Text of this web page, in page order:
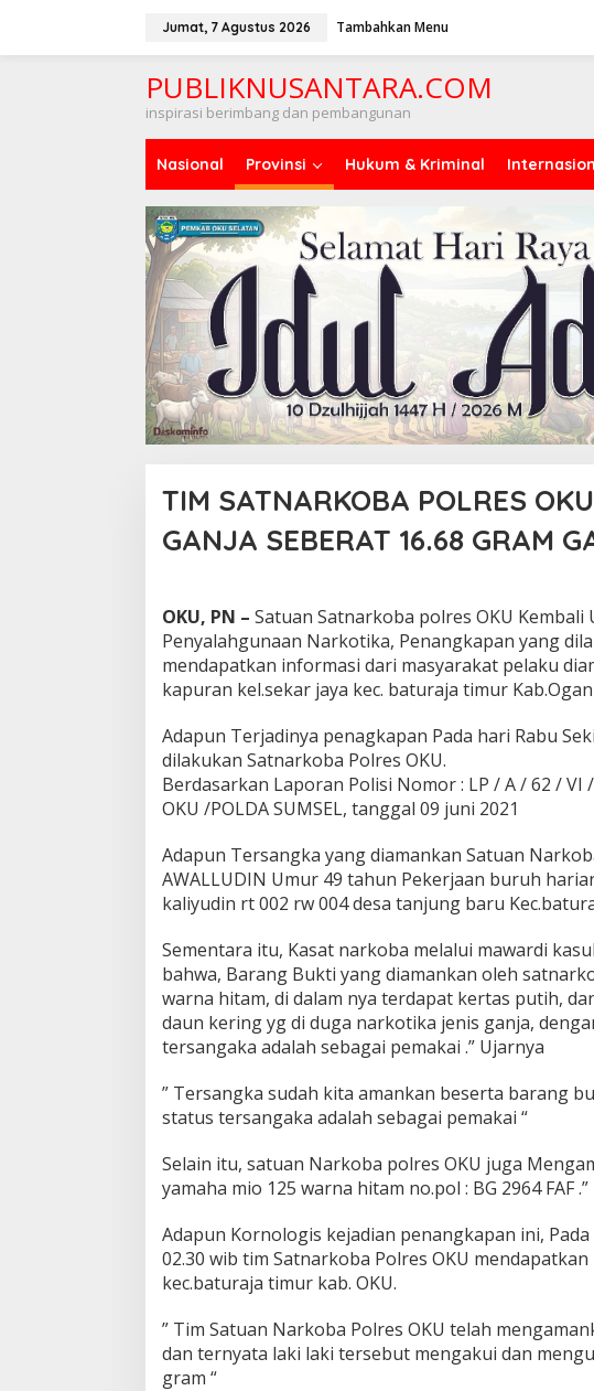
Jumat, 7 Agustus 2026 Tambahkan Menu
PUBLIKNUSANTARA.COM
inspirasi berimbang dan pembangunan
Nasional Provinsi Hukum & Kriminal
TIM SATNARKOBA POLRES
GANJA SEBERAT 16.68 GRAM
10,
2021
Oleh
OKU, PN – Satuan Satnarkoba polres OKU Kembali
Penyalahgunaan Narkotika, Penangkapan yang
mendapatkan informasi dari masyarakat pelaku
kapuran kel.sekar jaya kec. baturaja timur
Adapun Terjadinya penagkapan Pada hari Rabu
dilakukan Satnarkoba Polres OKU.
Berdasarkan Laporan Polisi Nomor : LP / A / 62 / VI /
OKU /POLDA SUMSEL, tanggal 09 juni 2021
Adapun Tersangka yang diamankan Satuan
AWALLUDIN Umur 49 tahun Pekerjaan buruh
kaliyudin rt 002 rw 004 desa tanjung baru
Sementara itu, Kasat narkoba melalui mawardi
bahwa, Barang Bukti yang diamankan oleh
warna hitam, di dalam nya terdapat kertas putih,
daun kering yg di duga narkotika jenis ganja,
tersangaka adalah sebagai pemakai .” Ujarnya
” Tersangka sudah kita amankan beserta barang
status tersangaka adalah sebagai pemakai “
Selain itu, satuan Narkoba polres OKU juga
yamaha mio 125 warna hitam no.pol : BG 2964 FAF
Adapun Kornologis kejadian penangkapan ini,
02.30 wib tim Satnarkoba Polres OKU
kec.baturaja timur kab. OKU.
” Tim Satuan Narkoba Polres OKU telah
dan ternyata laki laki tersebut mengakui dan
gram “